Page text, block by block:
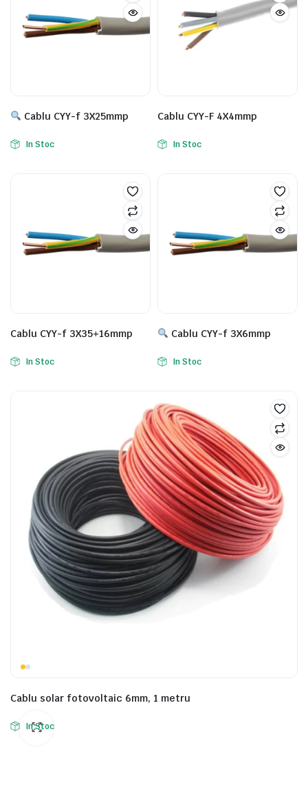
Cablu CYY-f 3X25mmp
In Stoc
Cablu CYY-F 4X4mmp
In Stoc
Cablu CYY-f 3X35+16mmp
In Stoc
Cablu CYY-f 3X6mmp
In Stoc
Cablu solar fotovoltaic 6mm, 1 metru
In Stoc